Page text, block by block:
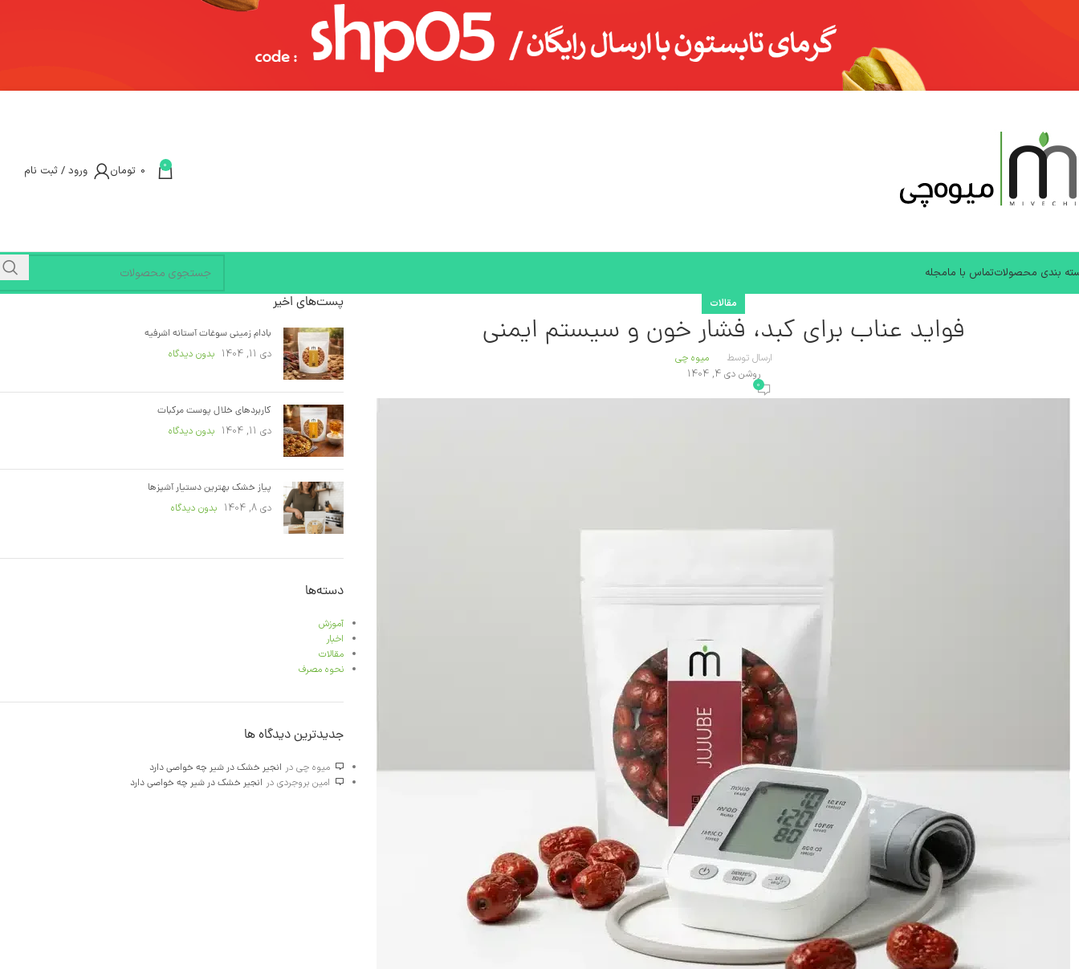
0 تومان 0 ورود / ثبت نام
بندی محصولاتتماس با مامجله
مقالات
فواید عناب برای کبد، فشار خون و سیستم ایمنی
ارسال توسط
میوه چی
روشن دی 4, 1404
0
پست‌های اخیر
بادام زمینی سوغات آستانه اشرفیه
دی 11, 1404
بدون دیدگاه
کاربردهای خلال پوست مرکبات
دی 11, 1404
بدون دیدگاه
پیاز خشک بهترین دستیار آشپزها
دی 8, 1404
بدون دیدگاه
دسته‌ها
آموزش
اخبار
مقالات
نحوه مصرف
جدیدترین دیدگاه ها
میوه چی در انجیر خشک در شیر چه خواصی دارد
امین بروجردی در انجیر خشک در شیر چه خواصی دارد